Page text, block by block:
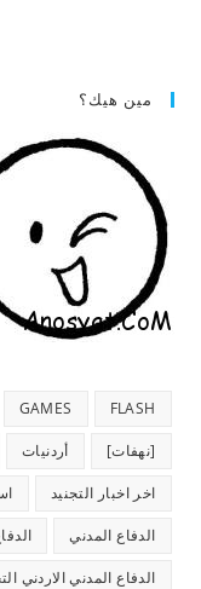
مين هيك؟
FLASH
GAMES
[نهفات] أردنيات
اخر اخبار التجنيد
الدفاع المدني
الدفاع المدني الاردني